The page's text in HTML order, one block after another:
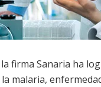
firma Sanaria ha
malaria,